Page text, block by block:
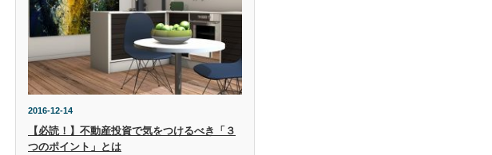
2016-12-14
【必読！】不動産投資で気をつけるべき「３
つのポイント」とは